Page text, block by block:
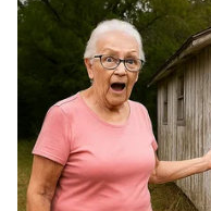
ತೀರ್ಥಯಾತ್ರೆಗೆ
ಧೈಯದಿಂದಾಗಿ, ನಿಮ್ಮ
ನೀವು ಮಾಡುವ
ಸಾಧ್ಯವಾಗುವುದಿಲ್ಲ.